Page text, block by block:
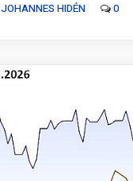
JOHANNES HIDÉN 0